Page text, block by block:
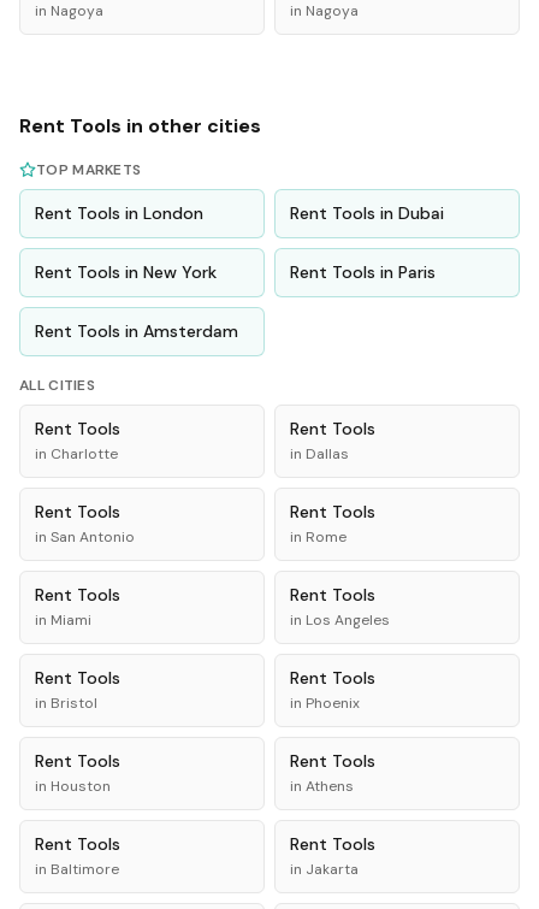
in Nagoya in Nagoya
Rent Tools in other cities
TOP MARKETS
Rent Tools in London Rent Tools in Dubai
Rent Tools in New York Rent Tools in Paris
Rent Tools in Amsterdam
ALL CITIES
Rent Tools
in Charlotte
Rent Tools
in Dallas
Rent Tools
in San Antonio
Rent Tools
in Rome
Rent Tools
in Miami
Rent Tools
in Los Angeles
Rent Tools
in Bristol
Rent Tools
in Phoenix
Rent Tools
in Houston
Rent Tools
in Athens
Rent Tools
in Baltimore
Rent Tools
in Jakarta